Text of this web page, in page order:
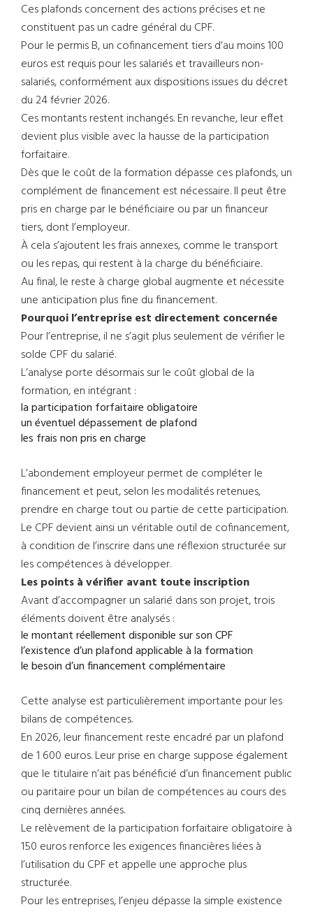
Ces plafonds concernent des actions précises et ne
constituent pas un cadre général du CPF.
Pour le permis B, un cofinancement tiers d’au moins 100
euros est requis pour les salariés et travailleurs non-
salariés, conformément aux dispositions issues du décret
du 24 février 2026.
Ces montants restent inchangés. En revanche, leur effet
devient plus visible avec la hausse de la participation
forfaitaire.
Dès que le coût de la formation dépasse ces plafonds, un
complément de financement est nécessaire. Il peut être
pris en charge par le bénéficiaire ou par un financeur
tiers, dont l’employeur.
À cela s’ajoutent les frais annexes, comme le transport
ou les repas, qui restent à la charge du bénéficiaire.
Au final, le reste à charge global augmente et nécessite
une anticipation plus fine du financement.
Pourquoi l’entreprise est directement concernée
Pour l’entreprise, il ne s’agit plus seulement de vérifier le
solde CPF du salarié.
L’analyse porte désormais sur le coût global de la
formation, en intégrant :
la participation forfaitaire obligatoire
un éventuel dépassement de plafond
les frais non pris en charge
L’abondement employeur permet de compléter le
financement et peut, selon les modalités retenues,
prendre en charge tout ou partie de cette participation.
Le CPF devient ainsi un véritable outil de cofinancement,
à condition de l’inscrire dans une réflexion structurée sur
les compétences à développer.
Les points à vérifier avant toute inscription
Avant d’accompagner un salarié dans son projet, trois
éléments doivent être analysés :
le montant réellement disponible sur son CPF
l’existence d’un plafond applicable à la formation
le besoin d’un financement complémentaire
Cette analyse est particulièrement importante pour les
bilans de compétences.
En 2026, leur financement reste encadré par un plafond
de 1 600 euros. Leur prise en charge suppose également
que le titulaire n’ait pas bénéficié d’un financement public
ou paritaire pour un bilan de compétences au cours des
cinq dernières années.
Le relèvement de la participation forfaitaire obligatoire à
150 euros renforce les exigences financières liées à
l’utilisation du CPF et appelle une approche plus
structurée.
Pour les entreprises, l’enjeu dépasse la simple existence